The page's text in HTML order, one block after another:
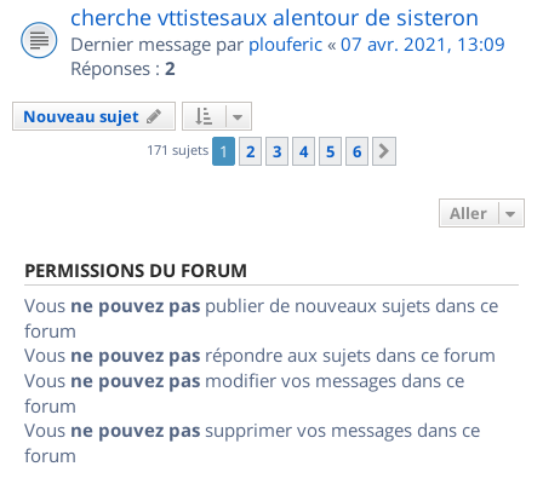
cherche vttistesaux alentour de sisteron
Dernier message par plouferic « 07 avr. 2021, 13:09
Réponses : 2
Nouveau sujet
171 sujets 1 2 3 4 5 6
Aller
PERMISSIONS DU FORUM
Vous ne pouvez pas publier de nouveaux sujets dans ce
forum
Vous ne pouvez pas répondre aux sujets dans ce forum
Vous ne pouvez pas modifier vos messages dans ce
forum
Vous ne pouvez pas supprimer vos messages dans ce
forum